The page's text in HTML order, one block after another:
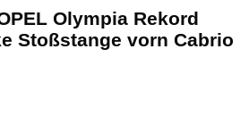
Olympia Rekord
Stoßstange vorn Cabrio